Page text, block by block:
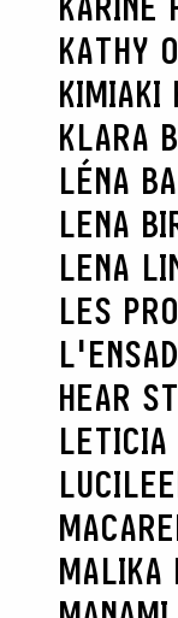
KATHY
KIMIAKI
KLARA
LÉNA
LENA
LENA
LES
HEAR
MALIKA